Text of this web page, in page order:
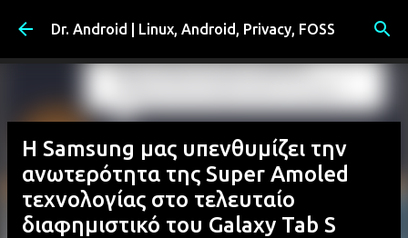
Μετάβαση στο κύριο περιεχόμενο
Dr. Android | Linux, Android, Privacy, FOSS
Η Samsung μας υπενθυμίζει την
ανωτερότητα της Super Amoled
τεχνολογίας στο τελευταίο
διαφημιστικό του Galaxy Tab S